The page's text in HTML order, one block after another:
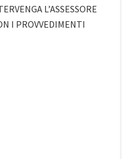
L’ASSESSORE
I PROVVEDIMENTI